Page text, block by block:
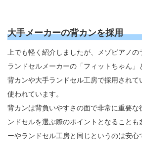
大手メーカーの背カンを採用
上でも軽く紹介しましたが、メゾピアノの
ランドセルメーカーの「フィットちゃん」
背カンや大手ランドセル工房で採用されて
使われています。
背カンは背負いやすさの面で非常に重要な
ンドセルを選ぶ際のポイントとなることも
ーやランドセル工房と同じというのは安心